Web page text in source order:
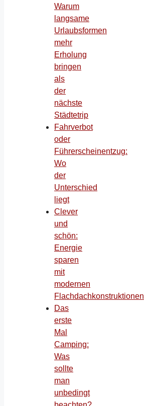
Warum
langsame
Urlaubsformen
mehr
Erholung
bringen
als
der
nächste
Städtetrip
Fahrverbot
oder
Führerscheinentzug:
Wo
der
Unterschied
liegt
Clever
und
schön:
Energie
sparen
mit
modernen
Flachdachkonstruktionen
Das
erste
Mal
Camping:
Was
sollte
man
unbedingt